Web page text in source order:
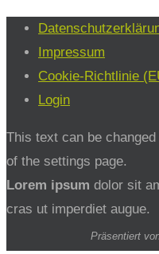
Impressum
Cookie-Richtlinie
Login
This text can be
of the settings page.
Lorem ipsum dolor sit
cras ut imperdiet augue.
Präsentiert